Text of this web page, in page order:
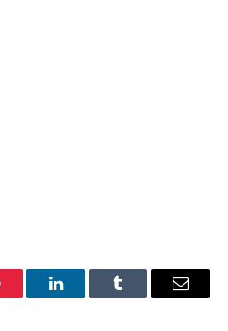
LinkedInTumblr
E-